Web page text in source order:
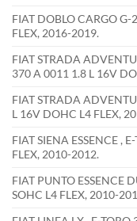
FIAT DOBLO CARGO
FLEX, 2016-2019.
FIAT STRADA
370 A 0011 1.8 L 16V
FIAT STRADA
L 16V DOHC L4 FLEX,
FIAT SIENA ESSENCE ,
FLEX, 2010-2012.
FIAT PUNTO ESSENCE
SOHC L4 FLEX, 2010-